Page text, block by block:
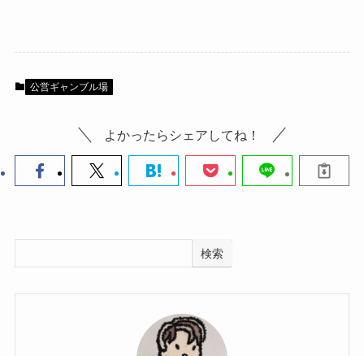
公営ギャンブル場
よかったらシェアしてね！
検索